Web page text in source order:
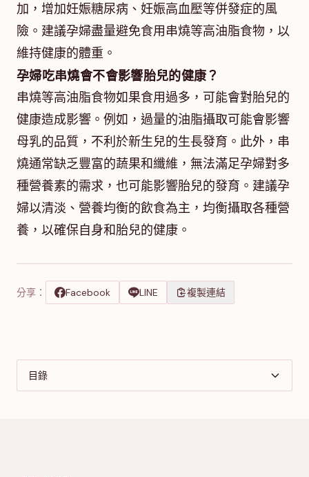
加，增加妊娠糖尿病、妊娠高血壓等併發症的風
險。建議孕婦盡量避免食用串燒等高油脂食物，以
維持健康的體重。
孕婦吃串燒會不會影響胎兒的健康？
串燒等高油脂食物如果食用過多，可能會對胎兒的
健康造成影響。例如，過量的油脂攝取可能會影響
母乳的品質，不利於新生兒的生長發育。此外，串
燒通常缺乏豐富的蔬果和纖維，無法滿足孕婦對多
種營養素的需求，也可能影響胎兒的發育。建議孕
婦以清淡、營養均衡的飲食為主，均衡攝取各種營
養，以確保自身和胎兒的健康。
分享： Facebook LINE 複製連結
目錄